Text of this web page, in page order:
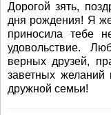
Дорогой зять,
дня рождения! Я
приносила тебе
удовольствие.
верных друзей,
заветных желаний
дружной семьи!